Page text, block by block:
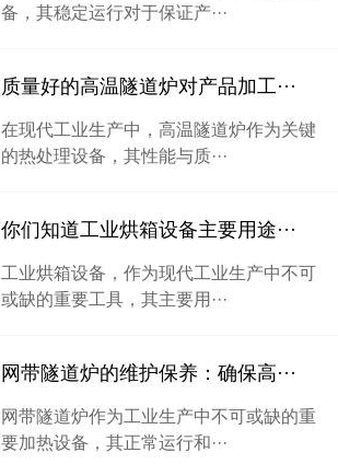
备，其稳定运行对于保证产···
质量好的高温隧道炉对产品加工···
在现代工业生产中，高温隧道炉作为关键
的热处理设备，其性能与质···
你们知道工业烘箱设备主要用途···
工业烘箱设备，作为现代工业生产中不可
或缺的重要工具，其主要用···
网带隧道炉的维护保养：确保高···
网带隧道炉作为工业生产中不可或缺的重
要加热设备，其正常运行和···